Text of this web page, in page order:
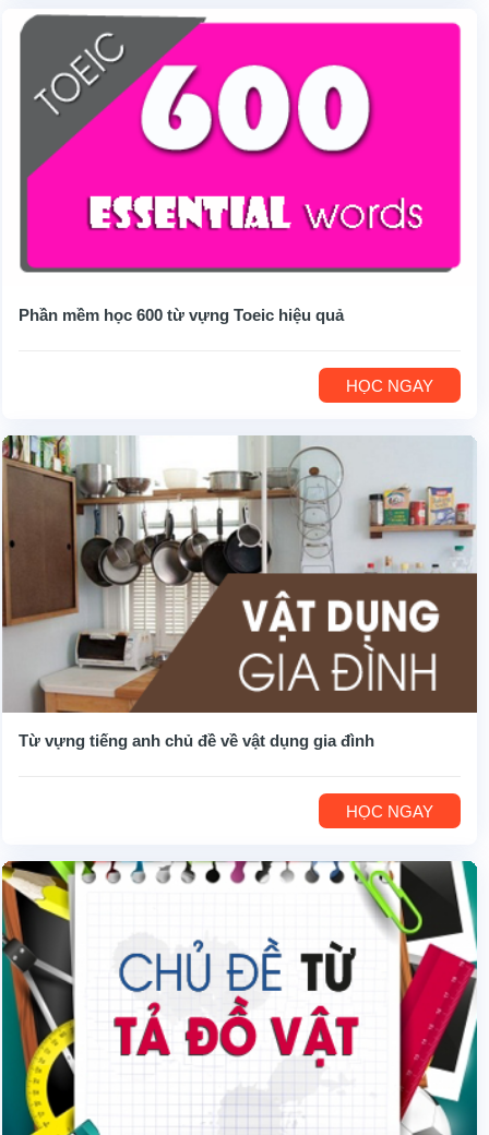
Phần mềm học 600 từ vựng Toeic hiệu quả
HỌC NGAY
Từ vựng tiếng anh chủ đề về vật dụng gia đình
HỌC NGAY